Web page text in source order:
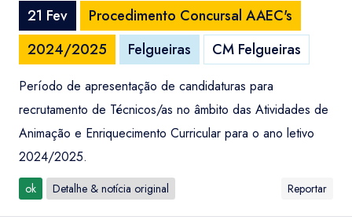
21 Fev
Procedimento Concursal AAEC's
2024/2025
Felgueiras CM Felgueiras
Período de apresentação de candidaturas para
recrutamento de Técnicos/as no âmbito das Atividades de
Animação e Enriquecimento Curricular para o ano letivo
2024/2025.
ok Detalhe & notícia original Reportar